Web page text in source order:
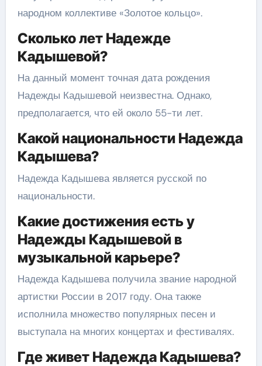
народном коллективе «Золотое кольцо».
Сколько лет Надежде
Кадышевой?
На данный момент точная дата рождения
Надежды Кадышевой неизвестна. Однако,
предполагается, что ей около 55-ти лет.
Какой национальности Надежда
Кадышева?
Надежда Кадышева является русской по
национальности.
Какие достижения есть у
Надежды Кадышевой в
музыкальной карьере?
Надежда Кадышева получила звание народной
артистки России в 2017 году. Она также
исполнила множество популярных песен и
выступала на многих концертах и фестивалях.
Где живет Надежда Кадышева?